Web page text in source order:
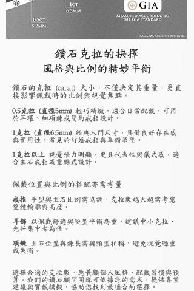
鑽石克拉的抉擇
風格與比例的精妙平衡
鑽石的克拉 (carat) 大小，不僅決定其重量，更直
接影響佩戴時的比例與視覺焦點。
0.5克拉 (直徑5mm) 輕巧精緻，適合日常配戴，可用
於耳環、細項鍊或簡約戒指設計。
1克拉 (直徑6.5mm) 經典入門尺寸，具備良好存在感
與實用性，常見於訂婚戒指與單鑽吊墜。
1克拉以上 視覺張力明顯，更具代表性與儀式感，適
合主石戒指或重點式設計。
佩戴位置與比例的搭配亦需考量
戒指 手型與主石比例需協調，克拉數越大越需考慮
整體輪廓與高度。
耳飾 以佩戴舒適與臉型平衡為重，建議中小克拉、
光芒集中者為佳。
項鍊 主石位置與鍊長需與頸型相稱，避免視覺過重
或失衡。
選擇合適的克拉數，應兼顧個人風格、配戴習慣與預
算。我們的鑽石顧問團隊可依據您的需求，提供專業
建議與實戴模擬，協助您找到最適合的選擇。